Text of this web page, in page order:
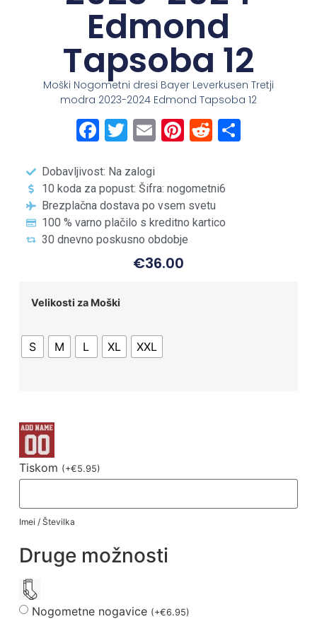
Edmond
Tapsoba 12
Moški Nogometni dresi Bayer Leverkusen Tretji
modra 2023-2024 Edmond Tapsoba 12
Facebook
Twitter
EmailPinterest
Reddit
Dobavljivost: Na zalogi
10 koda za popust: Šifra: nogometni6
Brezplačna dostava po vsem svetu
100 % varno plačilo s kreditno kartico
30 dnevno poskusno obdobje
€36.00
Velikosti za Moški
S M L XL XXL
Tiskom (+€5.95)
Imei / Številka
Druge možnosti
Nogometne nogavice (+€6.95)